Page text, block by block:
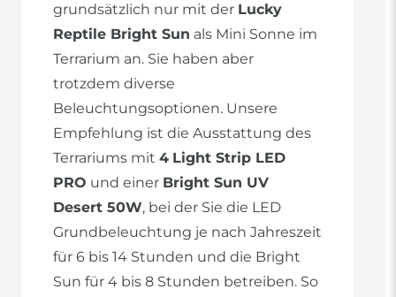
grundsätzlich nur mit der Lucky
Reptile Bright Sun als Mini Sonne im
Terrarium an. Sie haben aber
trotzdem diverse
Beleuchtungsoptionen. Unsere
Empfehlung ist die Ausstattung des
Terrariums mit 4 Light Strip LED
PRO und einer Bright Sun UV
Desert 50W, bei der Sie die LED
Grundbeleuchtung je nach Jahreszeit
für 6 bis 14 Stunden und die Bright
Sun für 4 bis 8 Stunden betreiben. So